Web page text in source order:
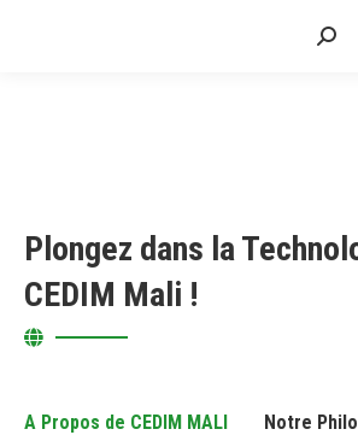
Plongez dans la
CEDIM Mali !
A Propos de CEDIM MALI Notre